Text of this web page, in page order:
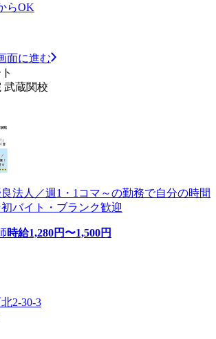
らOK
面に進む
武蔵関校
法人／週1・1コマ～の勤務で自分の時間
バイト・ブランク歓迎
時給1,280円〜1,500円
2-30-3